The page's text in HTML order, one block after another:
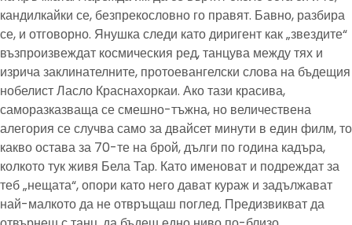
кандилкайки се, безпрекословно го правят. Бавно, разбира
се, и отговорно. Янушка следи като диригент как „звездите“
възпроизвеждат космическия ред, танцува между тях и
изрича заклинателните, протоевангелски слова на бъдещия
нобелист Ласло Краснахоркаи. Ако тази красива,
саморазказваща се смешно-тъжна, но величествена
алегория се случва само за двайсет минути в един филм, то
какво остава за 70-те на брой, дълги по година кадъра,
колкото тук живя Бела Тар. Като именоват и подреждат за
теб „нещата“, опори като него дават кураж и задължават
най-малкото да не отвръщаш поглед. Предизвикват да